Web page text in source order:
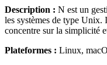
Description : N est un
les systèmes de type Unix.
concentre sur la simplicité
Plateformes : Linux,